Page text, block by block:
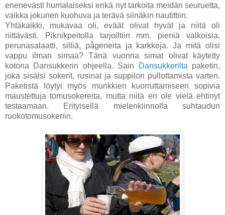
enenevästi humalaiseksi enkä nyt tarkoita meidän seuruetta,
vaikka jokunen kuohuva ja terävä siinäkin nautittiin.
Yhtäkaikki, mukavaa oli, eväät olivat hyvät ja niitä oli
riittävästi. Piknikpeitolla tarjoiltiin mm. pieniä valkoisia,
perunasalaatti, silliä, pågeneita ja karkkeja. Ja mitä olisi
vappu ilman simaa? Tänä vuonna simat olivat käytetty
kotona Dansukkerin ohjeella. Sain
Dansukkerilta paketin,
joka sisälsi sokerit, rusinat ja suppilon pullottamista varten.
Paketistä löytyi myös munkkien kuorruttamiseen sopivia
maustettuja tomusokereita, mutta niitä en ole vielä ehtinyt
testaamaan. Erityisellä mielenkiinnolla suhtaudun
ruokotomusokeriin.